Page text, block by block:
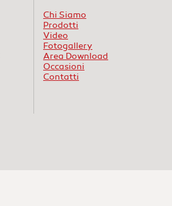
Chi Siamo
Prodotti
Video
Fotogallery
Area Download
Occasioni
Contatti